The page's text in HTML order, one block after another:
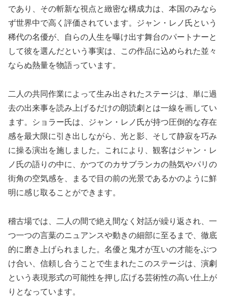
であり、その斬新な視点と緻密な構成力は、本国のみなら
ず世界中で高く評価されています。ジャン・レノ氏という
稀代の名優が、自らの人生を曝け出す舞台のパートナーと
して彼を選んだという事実は、この作品に込められた並々
ならぬ熱量を物語っています。
二人の共同作業によって生み出されたステージは、単に過
去の出来事を読み上げるだけの朗読劇とは一線を画してい
ます。ショラー氏は、ジャン・レノ氏が持つ圧倒的な存在
感を最大限に引き出しながら、光と影、そして静寂を巧み
に操る演出を施しました。これにより、観客はジャン・レ
ノ氏の語りの中に、かつてのカサブランカの熱気やパリの
街角の空気感を、まるで目の前の光景であるかのように鮮
明に感じ取ることができます。
稽古場では、二人の間で絶え間なく対話が繰り返され、一
つ一つの言葉のニュアンスや動きの細部に至るまで、徹底
的に磨き上げられました。名優と鬼才が互いの才能をぶつ
け合い、信頼し合うことで生まれたこのステージは、演劇
という表現形式の可能性を押し広げる芸術性の高い仕上が
りとなっています。